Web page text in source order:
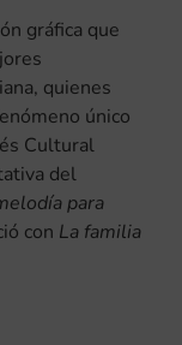
gráfica que
quienes
único
Cultural
del
para
con La familia